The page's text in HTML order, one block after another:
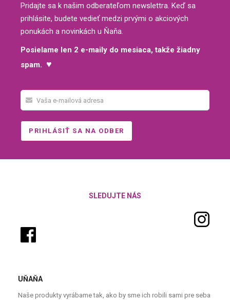
Pridajte sa k našim odberateľom newslettra. Keď sa
prihlásite, budete vedieť medzi prvými o akciových
ponukách a novinkách u Ňaňa.
Posielame len 2 e-maily do mesiaca, takže žiadny
spam. ♥
SLEDUJTE NÁS
UŇAŇA
Naše produkty vyrábame tak, ako by sme ich robili sami pre seba